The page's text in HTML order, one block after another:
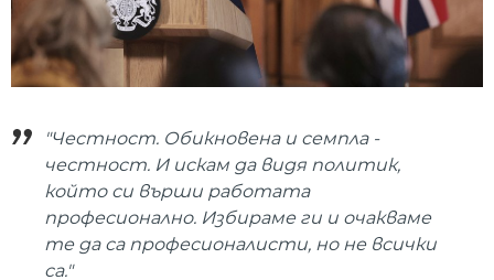
"Честност. Обикновена и семпла -
честност. И искам да видя политик,
който си върши работата
професионално. Избираме ги и очакваме
те да са професионалисти, но не всички
са."